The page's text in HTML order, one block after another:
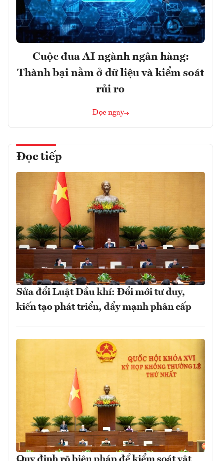
Cuộc đua AI ngành ngân hàng:
Thành bại nằm ở dữ liệu và kiểm soát
rủi ro
Đọc ngay
Đọc tiếp
Sửa đổi Luật Dầu khí: Đổi mới tư duy,
kiến tạo phát triển, đẩy mạnh phân cấp